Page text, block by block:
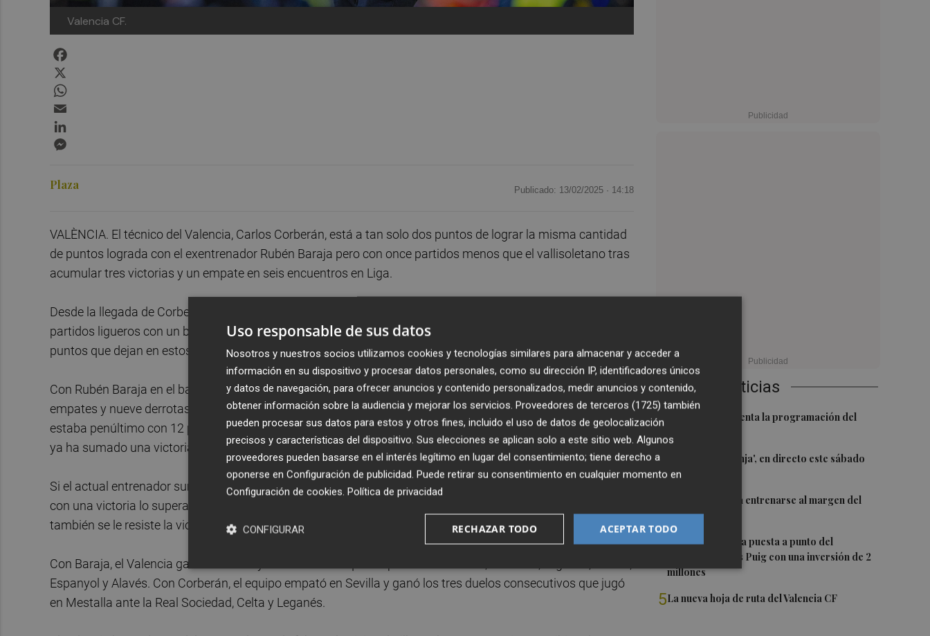
Valencia CF.
Últimas Noticias
1
El Valencia presenta la programación del
2
El 'Trofeu Taronja', en directo este sábado
por À Punt
Almeida vuelve a entrenarse al margen del
grupo
4València ultima la puesta a punto del
Velódromo Lluís Puig con una inversión de 2
millones
5La nueva hoja de ruta del Valencia CF
Plaza Publicado: 13/02/2025 · 14:18
VALÈNCIA. El técnico del Valencia, Carlos Corberán, está a tan solo dos puntos de lograr la misma cantidad
de puntos lograda con el exentrenador Rubén Baraja pero con once partidos menos que el vallisoletano tras
acumular tres victorias y un empate en seis encuentros en Liga.
Desde la llegada de Corberán el 25 de diciembre de 2024, el técnico de Cheste ha dirigido al Valencia en seis
partidos ligueros con un balance de tres victorias, un empate y dos derrotas, es decir, ha sumado diez
puntos que dejan en estos momentos al Valencia a uno de la salvación.
Con Rubén Baraja en el banquillo, el Valencia sumó doce puntos en diecisiete partidos con dos victorias, seis
empates y nueve derrotas. Cuando el técnico fue destituido tras un empate contra el Alavés, el equipo
estaba penúltimo con 12 puntos empatado con el colista Valladolid. Así, con once partidos menos, Corberán
ya ha sumado una victoria más que Baraja.
Si el actual entrenador suma dos empates conseguirá igualar los registros del vallisoletano, mientras que
con una victoria lo superará. Por otro lado, de igual forma que pasaba con el anterior técnico, a Corberán
también se le resiste la victoria fuera de casa. Todos los triunfos del Valencia han sido en Mestalla.
Con Baraja, el Valencia ganó al Girona y Betis mientras que empató con Villarreal, Osasuna, Leganés, Getafe,
Espanyol y Alavés. Con Corberán, el equipo empató en Sevilla y ganó los tres duelos consecutivos que jugó
en Mestalla ante la Real Sociedad, Celta y Leganés.
Uso responsable de sus datos
Nosotros y nuestros socios utilizamos cookies y tecnologías similares para almacenar y acceder a
información en su dispositivo y procesar datos personales, como su dirección IP, identificadores únicos
y datos de navegación, para ofrecer anuncios y contenido personalizados, medir anuncios y contenido,
obtener información sobre la audiencia y mejorar los servicios. Proveedores de terceros (1725) también
pueden procesar sus datos para estos y otros fines, incluido el uso de datos de geolocalización
precisos y características del dispositivo. Sus elecciones se aplican solo a este sitio web. Algunos
proveedores pueden basarse en el interés legítimo en lugar del consentimiento; tiene derecho a
oponerse en Configuración de publicidad. Puede retirar su consentimiento en cualquier momento en
Configuración de cookies. Política de privacidad
ACEPTAR TODO
RECHAZAR TODO
CONFIGURAR